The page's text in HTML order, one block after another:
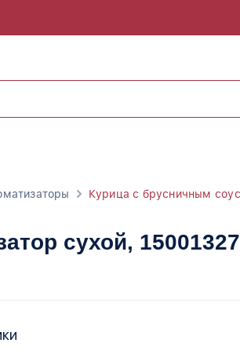
Курица с брусничным
сухой, 15001327